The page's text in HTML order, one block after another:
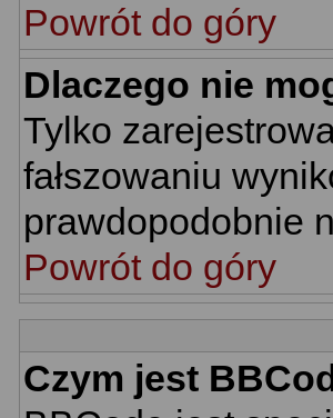
Powrót do góry
Dlaczego nie
Tylko
fałszowaniu
prawdopodobnie
Powrót do góry
Czym jest